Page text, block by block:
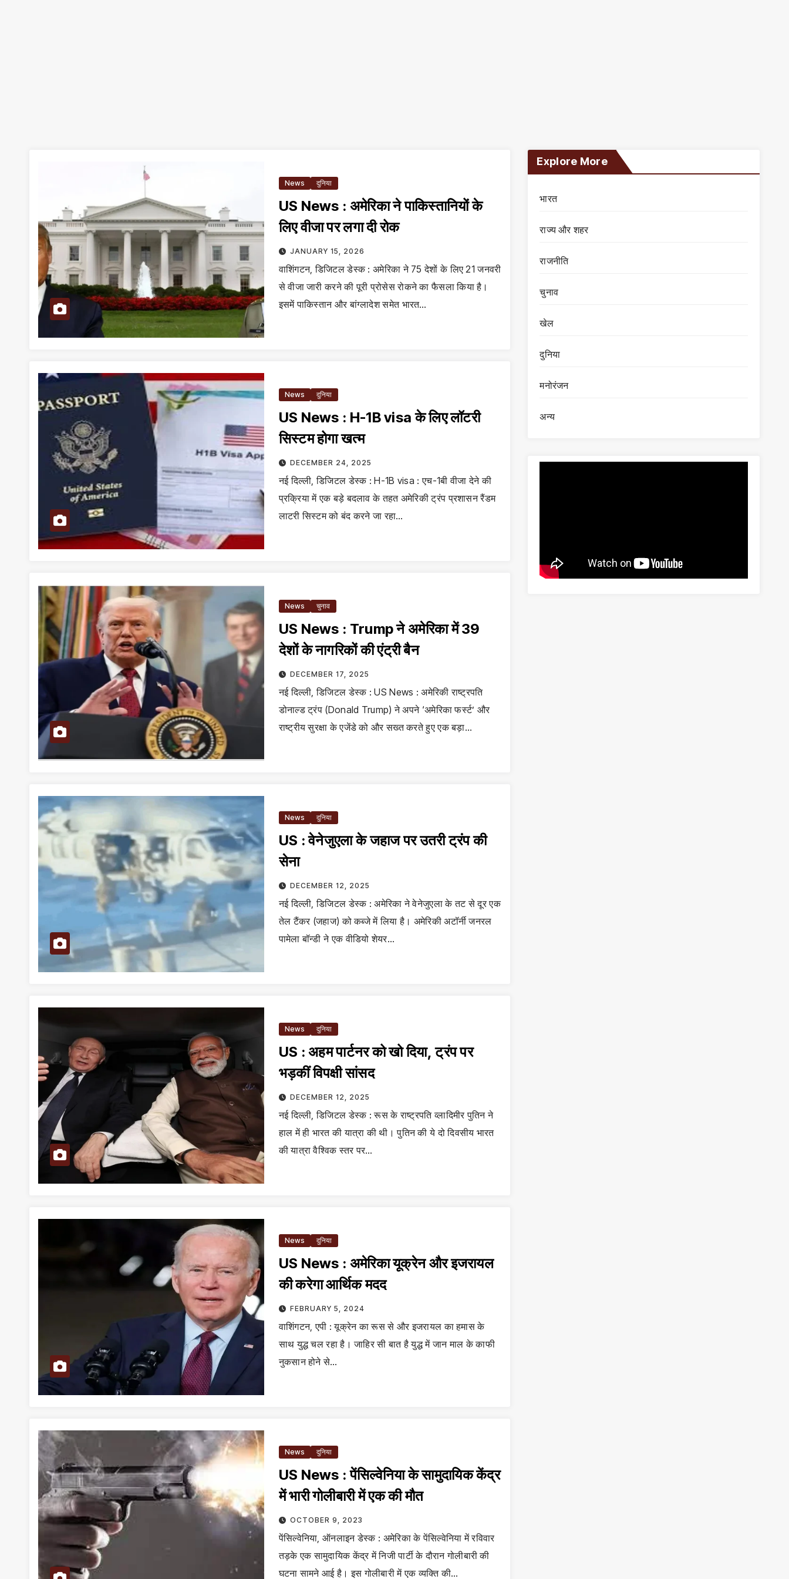
News दुनिया
US News : अमेरिका ने पाकिस्तानियों के
लिए वीजा पर लगा दी रोक
JANUARY 15, 2026
वाशिंगटन, डिजिटल डेस्क : अमेरिका ने 75 देशों के लिए 21 जनवरी
से वीजा जारी करने की पूरी प्रोसेस रोकने का फैसला किया है।
इसमें पाकिस्तान और बांग्लादेश समेत भारत…
News दुनिया
US News : H-1B visa के लिए लॉटरी
सिस्टम होगा खत्म
DECEMBER 24, 2025
नई दिल्ली, डिजिटल डेस्क : H-1B visa : एच-1बी वीजा देने की
प्रक्रिया में एक बड़े बदलाव के तहत अमेरिकी ट्रंप प्रशासन रैंडम
लाटरी सिस्टम को बंद करने जा रहा…
News चुनाव
US News : Trump ने अमेरिका में 39
देशों के नागरिकों की एंट्री बैन
DECEMBER 17, 2025
नई दिल्ली, डिजिटल डेस्क : US News : अमेरिकी राष्ट्रपति
डोनाल्ड ट्रंप (Donald Trump) ने अपने ‘अमेरिका फर्स्ट’ और
राष्ट्रीय सुरक्षा के एजेंडे को और सख्त करते हुए एक बड़ा…
News दुनिया
US : वेनेजुएला के जहाज पर उतरी ट्रंप की
सेना
DECEMBER 12, 2025
नई दिल्ली, डिजिटल डेस्क : अमेरिका ने वेनेजुएला के तट से दूर एक
तेल टैंकर (जहाज) को कब्जे में लिया है। अमेरिकी अटॉर्नी जनरल
पामेला बॉन्डी ने एक वीडियो शेयर…
News दुनिया
US : अहम पार्टनर को खो दिया, ट्रंप पर
भड़कीं विपक्षी सांसद
DECEMBER 12, 2025
नई दिल्ली, डिजिटल डेस्क : रूस के राष्ट्रपति व्लादिमीर पुतिन ने
हाल में ही भारत की यात्रा की थी। पुतिन की ये दो दिवसीय भारत
की यात्रा वैश्विक स्तर पर…
News दुनिया
US News : अमेरिका यूक्रेन और इजरायल
की करेगा आर्थिक मदद
FEBRUARY 5, 2024
वाशिंगटन, एपी : यूक्रेन का रूस से और इजरायल का हमास के
साथ युद्ध चल रहा है। जाहिर सी बात है युद्ध में जान माल के काफी
नुकसान होने से…
News दुनिया
US News : पेंसिल्वेनिया के सामुदायिक केंद्र
में भारी गोलीबारी में एक की मौत
OCTOBER 9, 2023
पेंसिल्वेनिया, ऑनलाइन डेस्क : अमेरिका के पेंसिल्वेनिया में रविवार
तड़के एक सामुदायिक केंद्र में निजी पार्टी के दौरान गोलीबारी की
घटना सामने आई है। इस गोलीबारी में एक व्यक्ति की…
Explore More
भारत
राज्य और शहर
राजनीति
चुनाव
खेल
दुनिया
मनोरंजन
अन्य